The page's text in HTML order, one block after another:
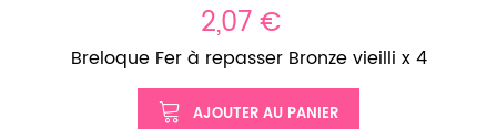
2,07 €
Breloque Fer à repasser Bronze vieilli x 4
AJOUTER AU PANIER